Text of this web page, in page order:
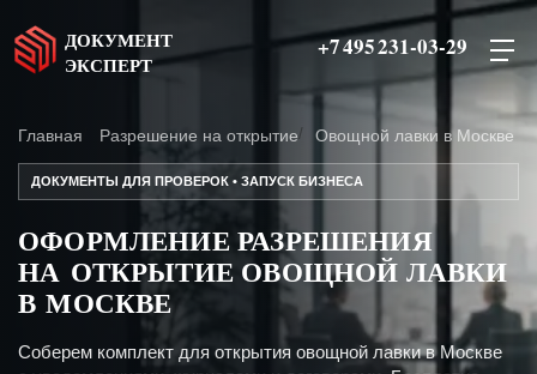
ДОКУМЕНТ
ЭКСПЕРТ
+7 495 231-03-29
Главная Разрешение на открытие Овощной лавки в Москве
ДОКУМЕНТЫ ДЛЯ ПРОВЕРОК • ЗАПУСК БИЗНЕСА
ОФОРМЛЕНИЕ РАЗРЕШЕНИЯ
НА ОТКРЫТИЕ ОВОЩНОЙ ЛАВКИ
В МОСКВЕ
Соберем комплект для открытия овощной лавки в Москве